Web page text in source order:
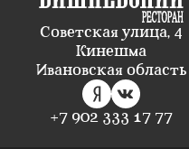
Советская улица, 4
Кинешма
Ивановская область
+7 902 333 17 77